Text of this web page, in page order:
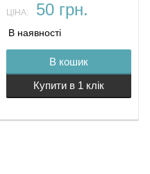
ЦІНА: 50 грн.
В наявності
В кошик
Купити в 1 клік